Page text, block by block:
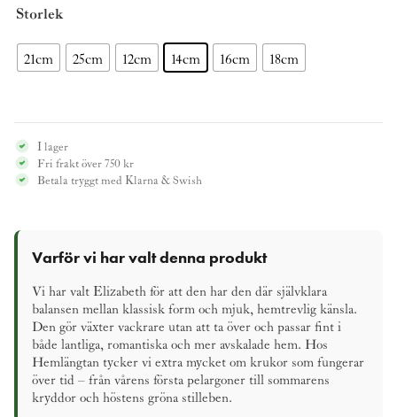
Storlek
21cm 25cm 12cm 14cm 16cm 18cm
I lager
Fri frakt över 750 kr
Betala tryggt med Klarna & Swish
Varför vi har valt denna produkt
Vi har valt Elizabeth för att den har den där självklara
balansen mellan klassisk form och mjuk, hemtrevlig känsla.
Den gör växter vackrare utan att ta över och passar fint i
både lantliga, romantiska och mer avskalade hem. Hos
Hemlängtan tycker vi extra mycket om krukor som fungerar
över tid – från vårens första pelargoner till sommarens
kryddor och höstens gröna stilleben.